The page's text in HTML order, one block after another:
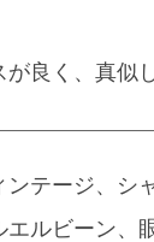
良く、真似
ンテージ、シ
エルビーン、